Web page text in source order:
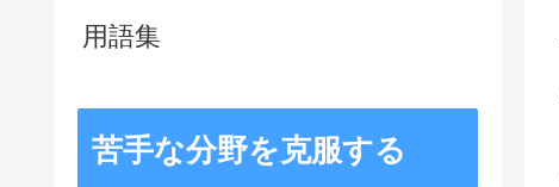
用語集
苦手な分野を克服する